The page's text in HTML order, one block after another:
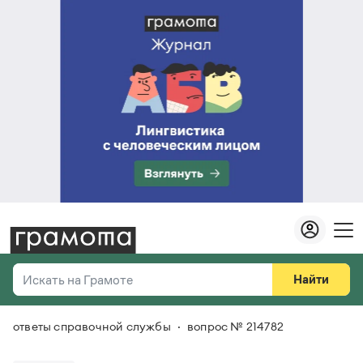
Искать на Грамоте
Справочная служба
Найти
Везде
ответы справочной службы вопрос № 214782